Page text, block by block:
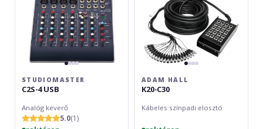
STUDIOMASTER
C2S-4 USB
Analóg keverő
5.0(1)
ADAM HALL
K20-C30
Kábeles színpadi elosztó